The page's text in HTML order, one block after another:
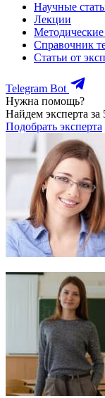
Научные
Лекции
Справочник
Статьи от
Telegram Bot
Нужна помощь?
Найдем эксперта за
Подобрать эксперта